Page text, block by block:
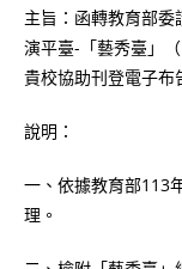
主旨：函轉教育部
演平臺-「藝秀臺」
貴校協助刊登電子布
說明：
一、依據教育部113
理。